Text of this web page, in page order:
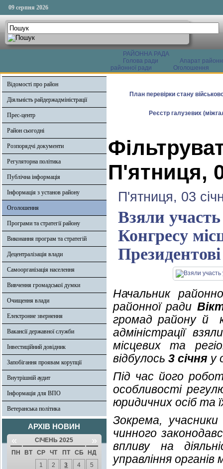
09 серпня 2026
РАЙОННА РАДА
Голова ради
Апарат
районної ради
Оголошення
Відомості про район
Діяльність райдержадміністрації
Прес-центр
Район сьогодні
Розпорядчі документи
Регуляторна політика
Публічна інформація
Інформація з установ району
Оголошення
Програми та стратегії району
Виконання програм та стратегій
Децентралізація влади
Самоорганізація населення
Вивчення громадської думки
Очищення влади
Електронне звернення
Вакансії державної служби
Інвестиційний довідник
Запобігання проявам корупції
Внутрішній аудит
Інформація для ВПО
Ветеранська політика
АРХІВ НОВИН
« СІЧЕНЬ 2025 »
ПН ВТ СР ЧТ ПТ СБ
НД
1
2 3 4
5
План перевірки стану
Реєстр галузевих
П'ятниця,
П'ятниця, 03
Взяли участь
Конгресу
Начальник
районної ради
громад району й
адміністрації
місцевих та
відбулось 3 січня у
Під час його
особливості
юридичних осіб та
Зокрема,
чинного
впливу на
управління